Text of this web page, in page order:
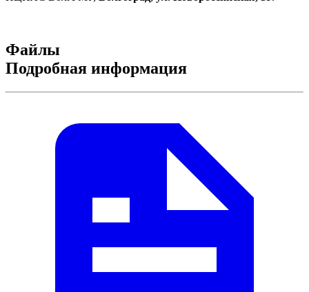
Файлы
Подробная информация